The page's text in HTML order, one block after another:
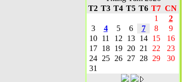
T2 T3 T4 T5 T6 T7 CN
1
2
3
4 5 6 7 8
9
10
11 12 13 14 15
16
17
18 19 20 21 22
23
24
25 26 27 28 29
30
31